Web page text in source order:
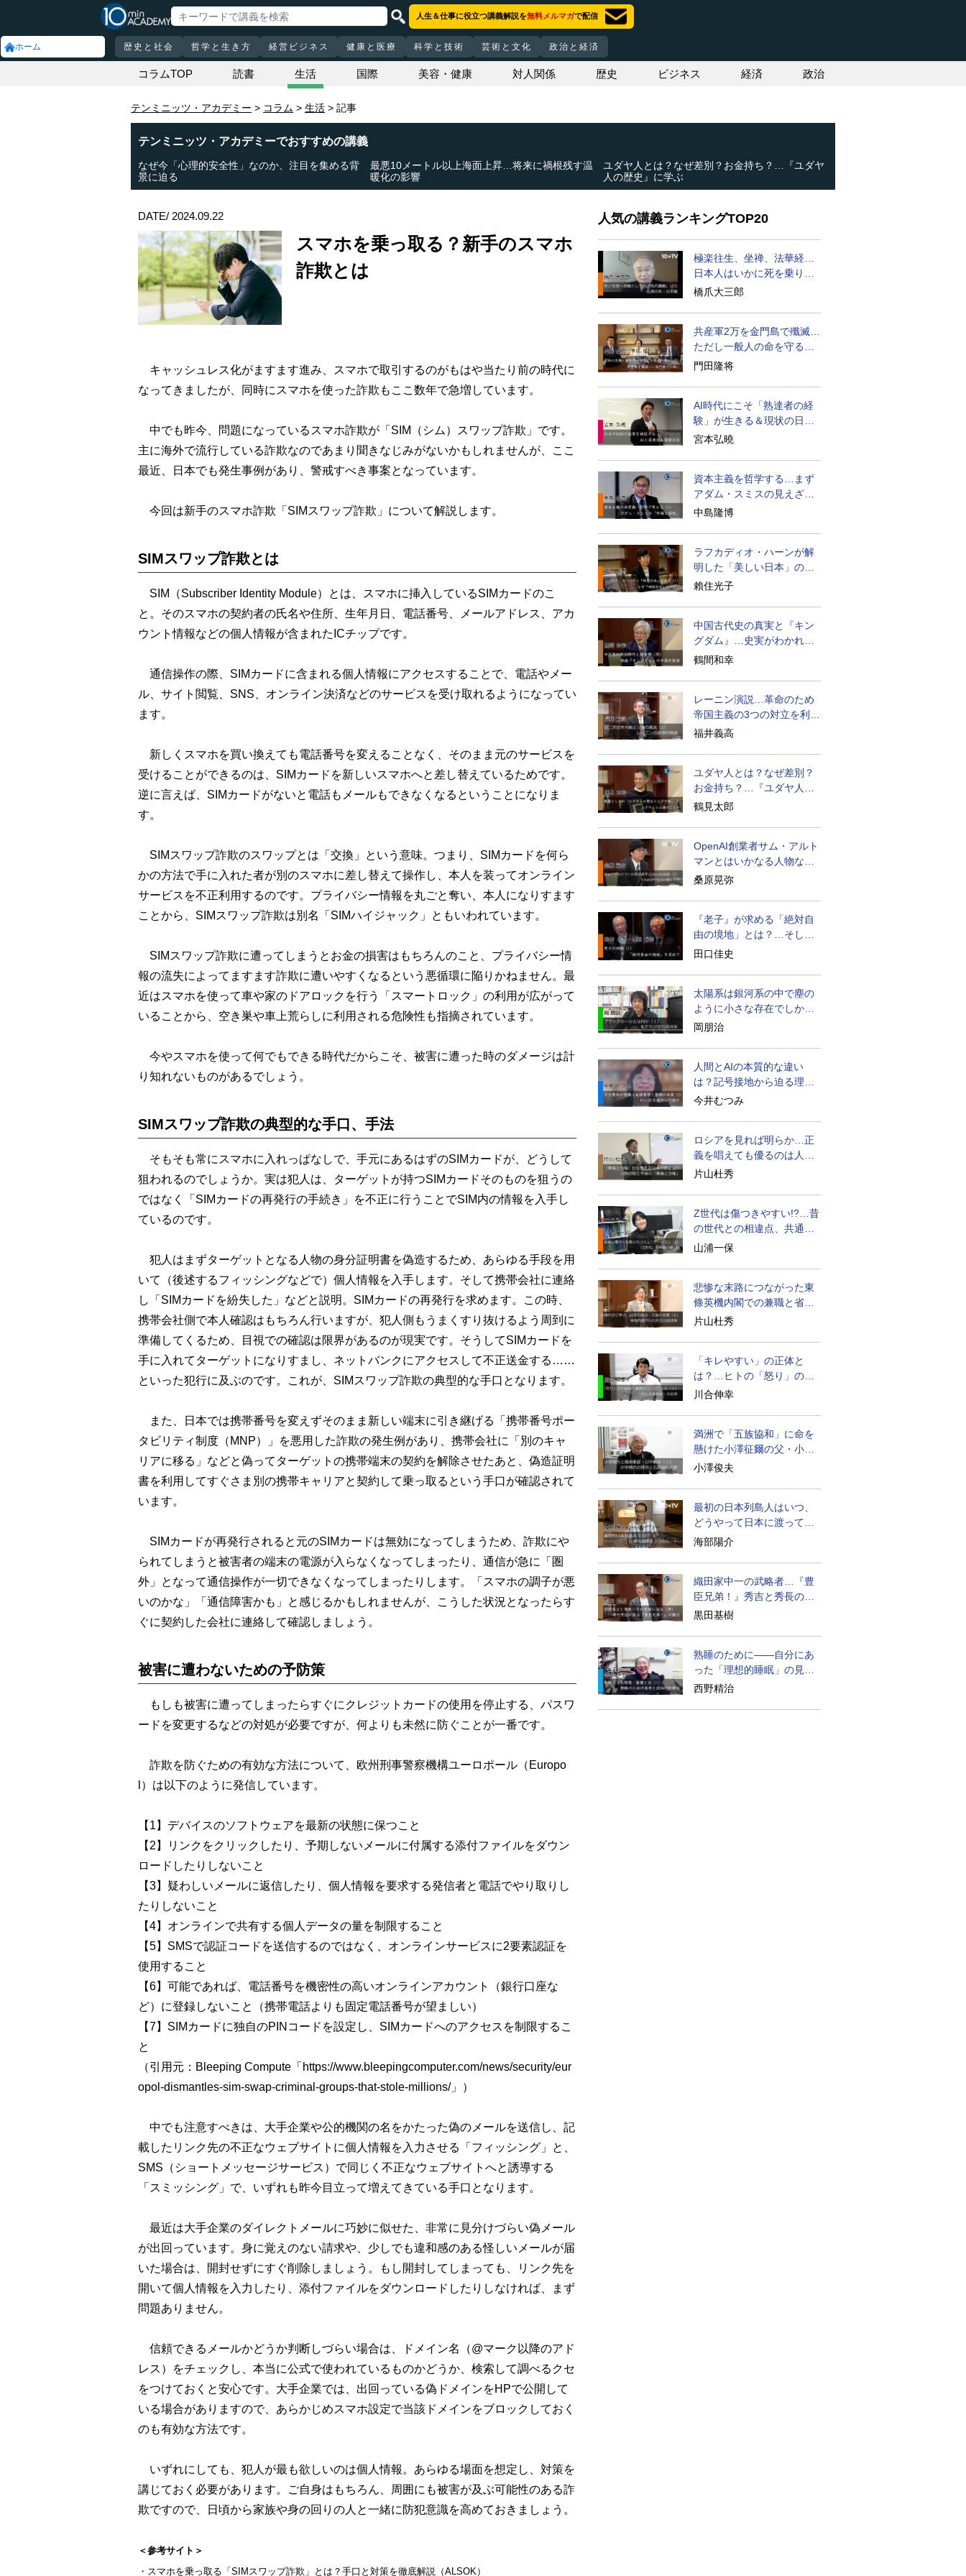
ホーム
人生＆仕事に役立つ講義解説を無料メルマガで配信
歴史と社会 哲学と生き方 経営ビジネス 健康と医療 科学と技術 芸術と文化 政治と経済
コラムTOP 読書 生活 国際 美容・健康 対人関係 歴史 ビジネス 経済 政治
テンミニッツ・アカデミー コラム 生活 記事
テンミニッツ・アカデミーでおすすめの講義
なぜ今「心理的安全性」なのか、注目を集める背
景に迫る
最悪10メートル以上海面上昇…将来に禍根残す温
暖化の影響
ユダヤ人とは？なぜ差別？お金持ち？…『ユダヤ
人の歴史』に学ぶ
DATE/ 2024.09.22
スマホを乗っ取る？新手のスマホ
詐欺とは
キャッシュレス化がますます進み、スマホで取引するのがもはや当たり前の時代に
なってきましたが、同時にスマホを使った詐欺もここ数年で急増しています。
中でも昨今、問題になっているスマホ詐欺が「SIM（シム）スワップ詐欺」です。
主に海外で流行している詐欺なのであまり聞きなじみがないかもしれませんが、ここ
最近、日本でも発生事例があり、警戒すべき事案となっています。
今回は新手のスマホ詐欺「SIMスワップ詐欺」について解説します。
SIMスワップ詐欺とは
SIM（Subscriber Identity Module）とは、スマホに挿入しているSIMカードのこ
と。そのスマホの契約者の氏名や住所、生年月日、電話番号、メールアドレス、アカ
ウント情報などの個人情報が含まれたICチップです。
通信操作の際、SIMカードに含まれる個人情報にアクセスすることで、電話やメー
ル、サイト閲覧、SNS、オンライン決済などのサービスを受け取れるようになってい
ます。
新しくスマホを買い換えても電話番号を変えることなく、そのまま元のサービスを
受けることができるのは、SIMカードを新しいスマホへと差し替えているためです。
逆に言えば、SIMカードがないと電話もメールもできなくなるということになりま
す。
SIMスワップ詐欺のスワップとは「交換」という意味。つまり、SIMカードを何ら
かの方法で手に入れた者が別のスマホに差し替えて操作し、本人を装ってオンライン
サービスを不正利用するのです。プライバシー情報を丸ごと奪い、本人になりすます
ことから、SIMスワップ詐欺は別名「SIMハイジャック」ともいわれています。
SIMスワップ詐欺に遭ってしまうとお金の損害はもちろんのこと、プライバシー情
報の流失によってますます詐欺に遭いやすくなるという悪循環に陥りかねません。最
近はスマホを使って車や家のドアロックを行う「スマートロック」の利用が広がって
いることから、空き巣や車上荒らしに利用される危険性も指摘されています。
今やスマホを使って何でもできる時代だからこそ、被害に遭った時のダメージは計
り知れないものがあるでしょう。
SIMスワップ詐欺の典型的な手口、手法
そもそも常にスマホに入れっぱなしで、手元にあるはずのSIMカードが、どうして
狙われるのでしょうか。実は犯人は、ターゲットが持つSIMカードそのものを狙うの
ではなく「SIMカードの再発行の手続き」を不正に行うことでSIM内の情報を入手し
ているのです。
犯人はまずターゲットとなる人物の身分証明書を偽造するため、あらゆる手段を用
いて（後述するフィッシングなどで）個人情報を入手します。そして携帯会社に連絡
し「SIMカードを紛失した」などと説明。SIMカードの再発行を求めます。この時、
携帯会社側で本人確認はもちろん行いますが、犯人側もうまくすり抜けるよう周到に
準備してくるため、目視での確認は限界があるのが現実です。そうしてSIMカードを
手に入れてターゲットになりすまし、ネットバンクにアクセスして不正送金する……
といった犯行に及ぶのです。これが、SIMスワップ詐欺の典型的な手口となります。
また、日本では携帯番号を変えずそのまま新しい端末に引き継げる「携帯番号ポー
タビリティ制度（MNP）」を悪用した詐欺の発生例があり、携帯会社に「別のキャ
リアに移る」などと偽ってターゲットの携帯端末の契約を解除させたあと、偽造証明
書を利用してすぐさま別の携帯キャリアと契約して乗っ取るという手口が確認されて
います。
SIMカードが再発行されると元のSIMカードは無効になってしまうため、詐欺にや
られてしまうと被害者の端末の電源が入らなくなってしまったり、通信が急に「圏
外」となって通信操作が一切できなくなってしまったりします。「スマホの調子が悪
いのかな」「通信障害かも」と感じるかもしれませんが、こうした状況となったらす
ぐに契約した会社に連絡して確認しましょう。
被害に遭わないための予防策
もしも被害に遭ってしまったらすぐにクレジットカードの使用を停止する、パスワ
ードを変更するなどの対処が必要ですが、何よりも未然に防ぐことが一番です。
詐欺を防ぐための有効な方法について、欧州刑事警察機構ユーロポール（Europo
l）は以下のように発信しています。
【1】デバイスのソフトウェアを最新の状態に保つこと
【2】リンクをクリックしたり、予期しないメールに付属する添付ファイルをダウン
ロードしたりしないこと
【3】疑わしいメールに返信したり、個人情報を要求する発信者と電話でやり取りし
たりしないこと
【4】オンラインで共有する個人データの量を制限すること
【5】SMSで認証コードを送信するのではなく、オンラインサービスに2要素認証を
使用すること
【6】可能であれば、電話番号を機密性の高いオンラインアカウント（銀行口座な
ど）に登録しないこと（携帯電話よりも固定電話番号が望ましい）
【7】SIMカードに独自のPINコードを設定し、SIMカードへのアクセスを制限するこ
と
（引用元：Bleeping Compute「https://www.bleepingcomputer.com/news/security/eur
opol-dismantles-sim-swap-criminal-groups-that-stole-millions/」）
中でも注意すべきは、大手企業や公的機関の名をかたった偽のメールを送信し、記
載したリンク先の不正なウェブサイトに個人情報を入力させる「フィッシング」と、
SMS（ショートメッセージサービス）で同じく不正なウェブサイトへと誘導する
「スミッシング」で、いずれも昨今目立って増えてきている手口となります。
最近は大手企業のダイレクトメールに巧妙に似せた、非常に見分けづらい偽メール
が出回っています。身に覚えのない請求や、少しでも違和感のある怪しいメールが届
いた場合は、開封せずにすぐ削除しましょう。もし開封してしまっても、リンク先を
開いて個人情報を入力したり、添付ファイルをダウンロードしたりしなければ、まず
問題ありません。
信頼できるメールかどうか判断しづらい場合は、ドメイン名（@マーク以降のアド
レス）をチェックし、本当に公式で使われているものかどうか、検索して調べるクセ
をつけておくと安心です。大手企業では、出回っている偽ドメインをHPで公開して
いる場合がありますので、あらかじめスマホ設定で当該ドメインをブロックしておく
のも有効な方法です。
いずれにしても、犯人が最も欲しいのは個人情報。あらゆる場面を想定し、対策を
講じておく必要があります。ご自身はもちろん、周囲にも被害が及ぶ可能性のある詐
欺ですので、日頃から家族や身の回りの人と一緒に防犯意識を高めておきましょう。
＜参考サイト＞
・スマホを乗っ取る「SIMスワップ詐欺」とは？手口と対策を徹底解説（ALSOK）
人気の講義ランキングTOP20
極楽往生、坐禅、法華経…
日本人はいかに死を乗り越
えるか
橋爪大三郎
共産軍2万を金門島で殲滅…
ただし一般人の命を守る軍
人の本義を重視
門田隆将
AI時代にこそ「熟達者の経
験」が生きる＆現状の日本
経済の実情は
宮本弘曉
資本主義を哲学する…まず
アダム・スミスの見えざる
手と道徳感情論
中島隆博
ラフカディオ・ハーンが解
明した「美しい日本」の秘
密と未来
賴住光子
中国古代史の真実と『キン
グダム』…史実がわかれば
物語はもっと面白い
鶴間和幸
レーニン演説…革命のため
帝国主義の3つの対立を利用
せよ
福井義高
ユダヤ人とは？なぜ差別？
お金持ち？…『ユダヤ人の
歴史』に学ぶ
鶴見太郎
OpenAI創業者サム・アルト
マンとはいかなる人物なの
か
桑原晃弥
『老子』が求める「絶対自
由の境地」とは？…そして
創造長寿へ
田口佳史
太陽系は銀河系の中で塵の
ように小さな存在でしかな
い
岡朋治
人間とAIの本質的な違い
は？記号接地から迫る理解
の本質
今井むつみ
ロシアを見れば明らか…正
義を唱えても優るのは人間
の性
片山杜秀
Z世代は傷つきやすい!?…昔
の世代との相違点、共通点
とは
山浦一保
悲惨な末路につながった東
條英機内閣での兼職と省庁
再編
片山杜秀
「キレやすい」の正体と
は？…ヒトの「怒り」の本
質に迫る
川合伸幸
満洲で「五族協和」に命を
懸けた小澤征爾の父・小澤
開作
小澤俊夫
最初の日本列島人はいつ、
どうやって日本に渡ってき
たのか
海部陽介
織田家中一の武略者…『豊
臣兄弟！』秀吉と秀長の知
られざる実像
黒田基樹
熟睡のために――自分にあ
った「理想的睡眠」の見つ
け方
西野精治